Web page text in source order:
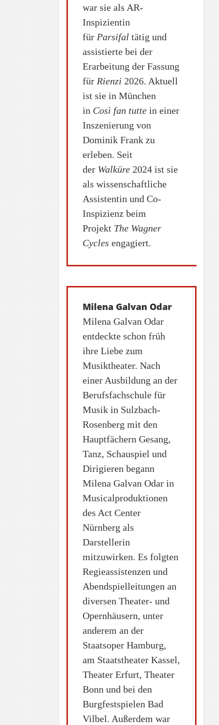
war sie als AR-
Inspizientin
für Parsifal tätig und
assistierte bei der
Erarbeitung der Fassung
für Rienzi 2026. Aktuell
ist sie in München
in Così fan tuttein einer
Inszenierung von
Dominik Frank zu
erleben. Seit
der Walküre2024 ist sie
als wissenschaftliche
Assistentin und Co-
Inspizienz beim
Projekt The Wagner
Cycles engagiert.
Milena Galvan Odar
Milena Galvan Odar
entdeckte schon früh
ihre Liebe zum
Musiktheater. Nach
einer Ausbildung an der
Berufsfachschule für
Musik in Sulzbach-
Rosenberg mit den
Hauptfächern Gesang,
Tanz, Schauspiel und
Dirigieren begann
Milena Galvan Odar in
Musicalproduktionen
des Act Center
Nürnberg als
Darstellerin
mitzuwirken. Es folgten
Regieassistenzen und
Abendspielleitungen an
diversen Theater- und
Opernhäusern, unter
anderem an der
Staatsoper Hamburg,
am Staatstheater Kassel,
Theater Erfurt, Theater
Bonn und bei den
Burgfestspielen Bad
Vilbel. Außerdem war